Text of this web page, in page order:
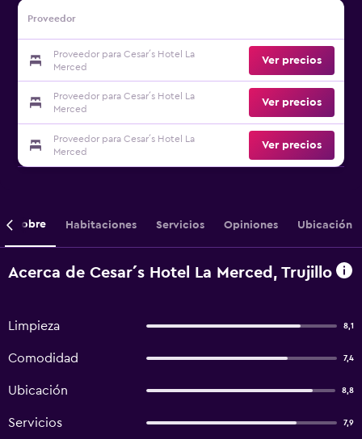
Proveedor
Proveedor para Cesar´s Hotel La
Merced
Ver precios
Proveedor para Cesar´s Hotel La
Merced
Ver precios
Proveedor para Cesar´s Hotel La
Merced
Ver precios
Sobre Habitaciones Servicios Opiniones Ubicación
Acerca de Cesar´s Hotel La Merced, Trujillo
Limpieza 8,1
Comodidad 7,4
Ubicación 8,8
Servicios 7,9